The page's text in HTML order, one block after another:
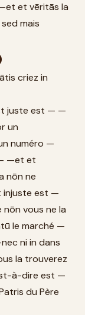
et vēritās la
mais
criez in
juste est — —
un
numéro —
—et et
nōn ne
injuste est —
vous ne la
le marché —
ni in dans
la trouverez
à-dire est —
du Père